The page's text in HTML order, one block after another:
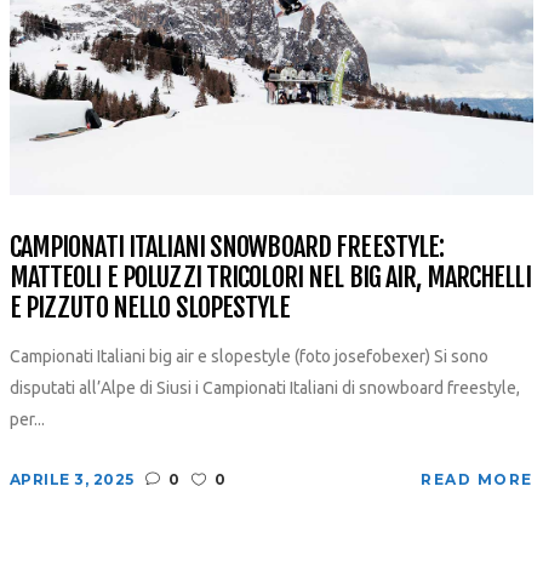
CAMPIONATI ITALIANI SNOWBOARD FREESTYLE:
MATTEOLI E POLUZZI TRICOLORI NEL BIG AIR, MARCHELLI
E PIZZUTO NELLO SLOPESTYLE
Campionati Italiani big air e slopestyle (foto josefobexer) Si sono
disputati all’Alpe di Siusi i Campionati Italiani di snowboard freestyle,
per...
APRILE 3, 2025 0 0 READ MORE